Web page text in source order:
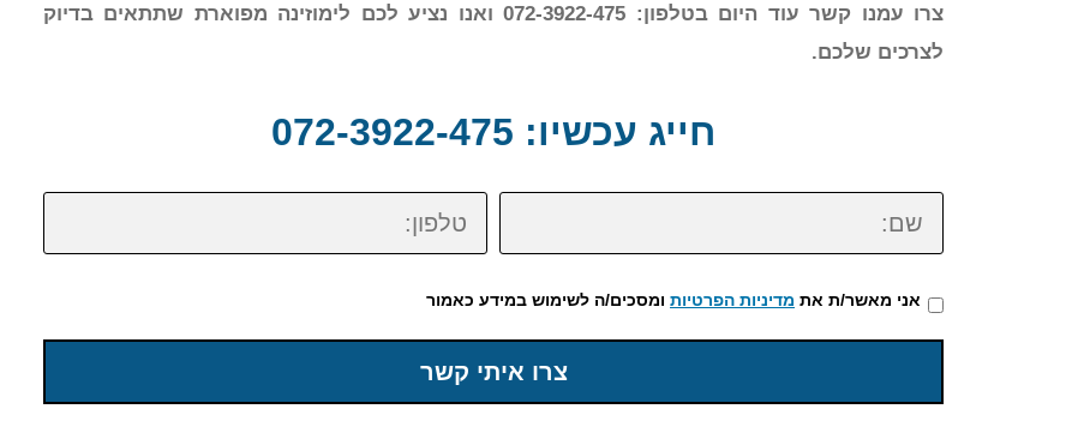
צרו עמנו קשר עוד היום בטלפון: 072-3922-475 ואנו נציע לכם לימוזינה מפוארת שתתאים בדיוק
לצרכים שלכם.
חייג עכשיו: 072-3922-475
שם: טלפון:
אני מאשר/ת את מדיניות הפרטיות ומסכים/ה לשימוש במידע כאמור
צרו איתי קשר